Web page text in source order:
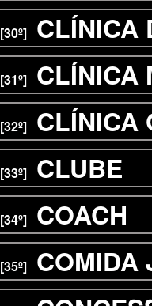
[30º] CLÍNICA
[31º] CLÍNICA
[32º] CLÍNICA
[33º] CLUBE
[34º] COACH
[35º] COMIDA